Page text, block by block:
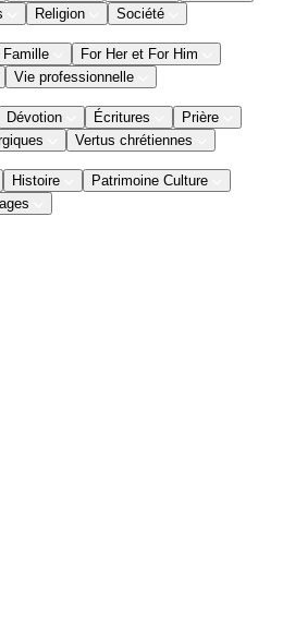
Religion Société
Famille
For Her et For Him
Vie professionnelle
Dévotion Écritures
Prière
Vertus chrétiennes
Histoire
Patrimoine Culture